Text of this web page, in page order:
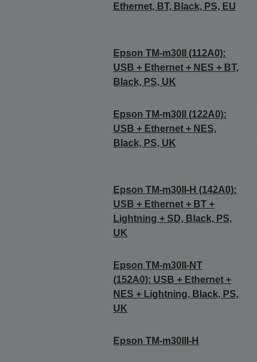
Ethernet, BT, Black, PS, EU
Epson TM-m30II (112A0):
USB + Ethernet + NES + BT,
Black, PS, UK
Epson TM-m30II (122A0):
USB + Ethernet + NES,
Black, PS, UK
Epson TM-m30II-H (142A0):
USB + Ethernet + BT +
Lightning + SD, Black, PS,
UK
Epson TM-m30II-NT
(152A0): USB + Ethernet +
NES + Lightning, Black, PS,
UK
Epson TM-m30III-H